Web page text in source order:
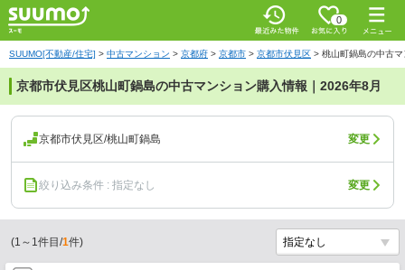
0
SUUMO[不動産/住宅] > 中古マンション > 京都府 > 京都市 > 京都市伏見区 > 桃山町鍋島の中古
京都市伏見区桃山町鍋島の中古マンション購入情報｜2026年8月
京都市伏見区/桃山町鍋島 変更
絞り込み条件 : 指定なし 変更
(1 ～ 1件目/1件)